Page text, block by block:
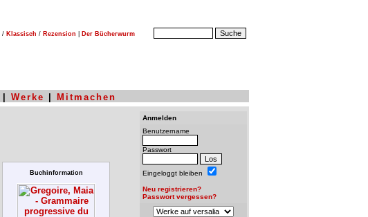
/ Klassisch / Rezension Der Bücherwurm
Werke Mitmachen
Buchinformation
Anmelden
Benutzername
Passwort
Eingeloggt bleiben
Neu registrieren?
Passwort vergessen?